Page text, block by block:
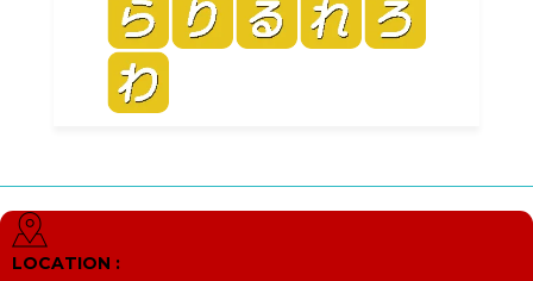
LOCATION :